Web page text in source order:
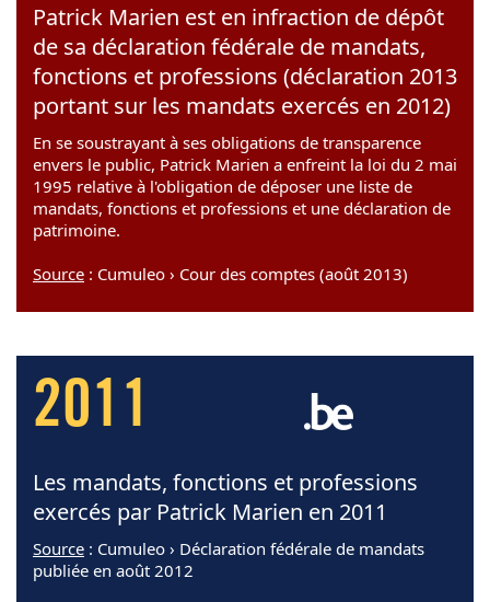
Patrick Marien est en infraction de dépôt
de sa déclaration fédérale de mandats,
fonctions et professions (déclaration 2013
portant sur les mandats exercés en 2012)
En se soustrayant à ses obligations de transparence
envers le public, Patrick Marien a enfreint la loi du 2 mai
1995 relative à l'obligation de déposer une liste de
mandats, fonctions et professions et une déclaration de
patrimoine.
Source : Cumuleo › Cour des comptes (août 2013)
2011
Les mandats, fonctions et professions
exercés par Patrick Marien en 2011
Source : Cumuleo › Déclaration fédérale de mandats
publiée en août 2012